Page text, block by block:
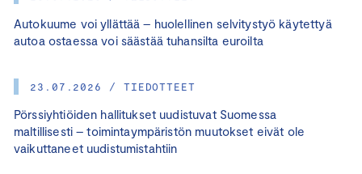
Autokuume voi yllättää – huolellinen selvitystyö käytettyä
autoa ostaessa voi säästää tuhansilta euroilta
23.07.2026 / TIEDOTTEET
Pörssiyhtiöiden hallitukset uudistuvat Suomessa
maltillisesti – toimintaympäristön muutokset eivät ole
vaikuttaneet uudistumistahtiin